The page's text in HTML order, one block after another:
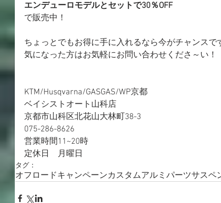
エンデューロモデルとセットで30％OFF
で販売中！
ちょっとでもお得に手に入れるなら今がチャンスで
気になった方はお気軽にお問い合わせくださ～い！
KTM/Husqvarna/GASGAS/WP京都
ベイシストオート山科店
京都市山科区北花山大林町38-3
075-286-8626
営業時間11~20時
定休日　月曜日
タグ：
オフロードキャンペーンカスタムアルミパーツサスペ